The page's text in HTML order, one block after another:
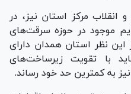
مرکز استان نیز، در
موجود در حوزه سرقت‌های
نظر استان همدان دارای
با تقویت زیرساخت‌های
به کمترین حد خود رساند.